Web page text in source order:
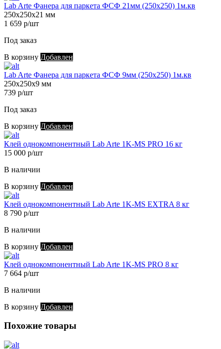
Lab Arte Фанера для паркета ФСФ 21мм (250х250) 1м.кв
250х250х21 мм
1 659 р/шт
Под заказ
В корзину Добавлен
Lab Arte Фанера для паркета ФСФ 9мм (250х250) 1м.кв
250х250х9 мм
739 р/шт
Под заказ
В корзину Добавлен
Клей однокомпонентный Lab Arte 1K-MS PRO 16 кг
15 000 р/шт
В наличии
В корзину Добавлен
Клей однокомпонентный Lab Arte 1K-MS EXTRA 8 кг
8 790 р/шт
В наличии
В корзину Добавлен
Клей однокомпонентный Lab Arte 1K-MS PRO 8 кг
7 664 р/шт
В наличии
В корзину Добавлен
Похожие товары